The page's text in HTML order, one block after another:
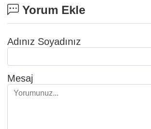
Yorum Ekle
Adınız Soyadınız
Mesaj